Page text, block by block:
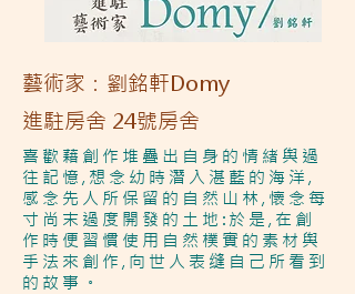
藝術家：劉銘軒Domy
進駐房舍 24號房舍
喜歡藉創作堆疊出自身的情緒舆過
往記憶,想念幼時潛入湛藍的海洋,
感念先人所保留的自然山林,懷念每
寸尚末過度開發的土地:於是,在創
作時便習慣使用自然樸實的素材舆
手法來創作,向世人表缝自己所看到
的故事。